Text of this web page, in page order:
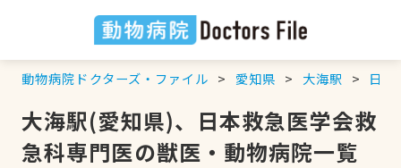
動物病院ドクターズ・ファイル 愛知県 大海駅 日本
大海駅(愛知県)、日本救急医学会救
急科専門医の獣医・動物病院一覧